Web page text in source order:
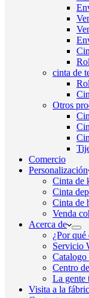
cinta de
Otros
Comercio
Personalización
Cinta de
Cinta
Cinta de
Venda
Acerca de
¿Por qué
Servicio
Catalogo
Centro
La gente
Visita a la